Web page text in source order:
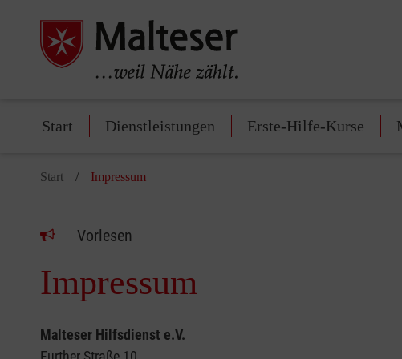
Start Dienstleistungen Erste-Hilfe-Kurse
Start Impressum
Vorlesen
Impressum
Malteser Hilfsdienst e.V.